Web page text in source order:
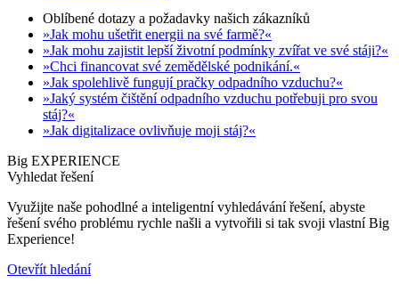
Oblíbené dotazy a požadavky našich zákazníků
»Jak mohu ušetřit energii na své farmě?«
»Jak mohu zajistit lepší životní podmínky zvířat ve své stáji?«
»Chci financovat své zemědělské podnikání.«
»Jak spolehlivě fungují pračky odpadního vzduchu?«
»Jaký systém čištění odpadního vzduchu potřebuji pro svou
stáj?«
»Jak digitalizace ovlivňuje moji stáj?«
Big EXPERIENCE
Vyhledat řešení
Využijte naše pohodlné a inteligentní vyhledávání řešení, abyste
řešení svého problému rychle našli a vytvořili si tak svoji vlastní Big
Experience!
Otevřít hledání